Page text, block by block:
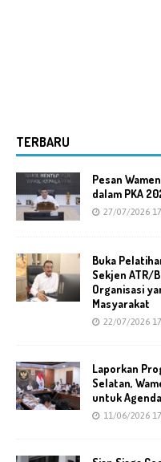
TERBARU
Pesan
dalam PKA
27/07/2026
Buka
Sekjen ATR/
Organisasi
Masyarakat
22/07/2026
Laporkan
Selatan,
untuk
11/06/2026